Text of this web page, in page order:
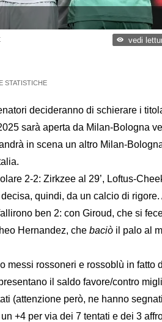
vedi
STATISTICHE
decideranno di schierare i
sarà aperta da Milan-Bologna
in scena un altro Milan-
2-2: Zirkzee al 29’, Loftus-
quindi, da un calcio di
ben 2: con Giroud, che si
Hernandez, che baciò il palo al
messi rossoneri e rossoblù in fatto
il saldo favore/contro
(attenzione però, ne hanno segnati
+4 per via dei 7 tentati e dei 3